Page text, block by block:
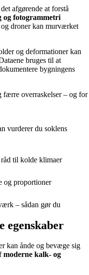
afgørende at forstå
og fotogrammetri
droner kan murværket
og deformationer kan
bruges til at
bygningens
færre overraskelser – og for
vurderer du soklens
til kolde klimaer
og proportioner
– sådan gør du
egenskaber
kan ånde og bevæge sig
moderne kalk- og